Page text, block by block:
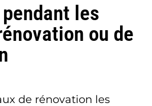
les
ou de
de rénovation les